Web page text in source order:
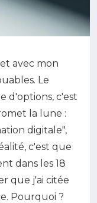
avec mon
Le
d'options, c'est
la lune :
digitale",
c'est que
dans les 18
que j'ai citée
Pourquoi ?